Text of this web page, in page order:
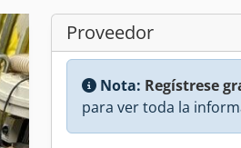
Proveedor
Nota: Regístrese
para ver toda la